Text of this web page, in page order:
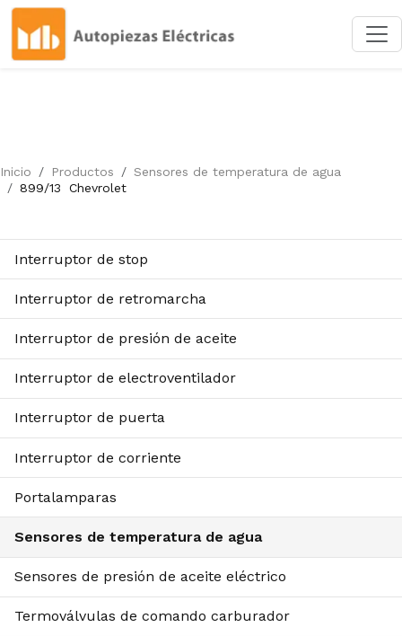
Inicio Productos
Sensores de temperatura de agua
899/13
Chevrolet
Interruptor de stop
Interruptor de retromarcha
Interruptor de presión de aceite
Interruptor de electroventilador
Interruptor de puerta
Interruptor de corriente
Portalamparas
Sensores de temperatura de agua
Sensores de presión de aceite eléctrico
Termoválvulas de comando carburador